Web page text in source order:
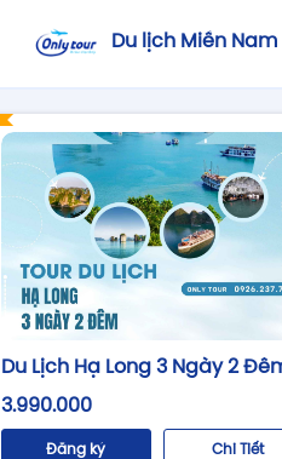
Du lịch Miền Nam
Du Lịch Hạ Long 3 Ngày 2
3.990.000
Đăng ký Chi Tiết